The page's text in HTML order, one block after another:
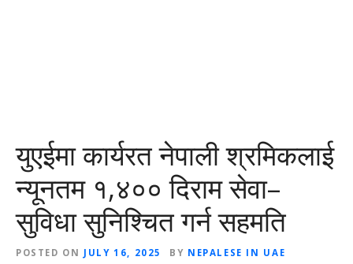
युएईमा कार्यरत नेपाली श्रमिकलाई
न्यूनतम १,४०० दिराम सेवा–
सुविधा सुनिश्चित गर्न सहमति
POSTED ON JULY 16, 2025 BY NEPALESE IN UAE